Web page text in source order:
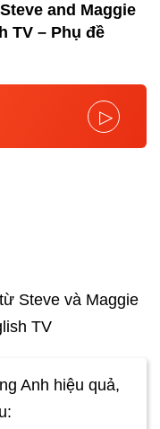
and Maggie
TV – Phụ đề
▷
Steve và Maggie
TV
Anh hiệu quả,